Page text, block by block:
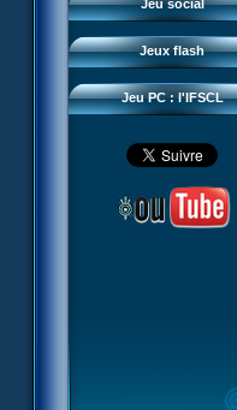
Jeu social
Jeux flash
Sector 2 Escape
Jeu PC : l'IFSCL
Téléchargements
Réseau IFSCL